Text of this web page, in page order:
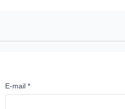
E-mail *